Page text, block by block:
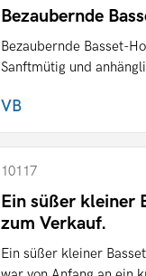
Bezaubernde
Bezaubernde Basset-
Sanftmütig und
VB
10117
Ein süßer kleiner
zum Verkauf.
Ein süßer kleiner